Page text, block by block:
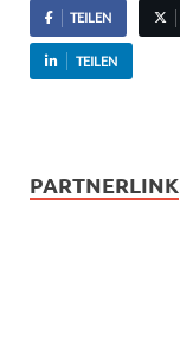
TEILEN
TEILEN
PARTNERLINK